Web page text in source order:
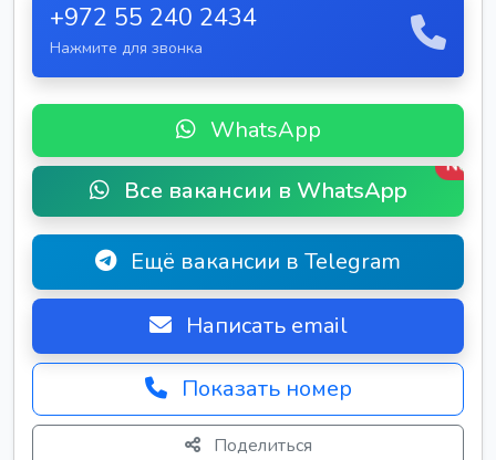
+972 55 240 2434
Нажмите для звонка
WhatsApp
Все вакансии в WhatsApp
New
Ещё вакансии в Telegram
Написать email
Показать номер
Поделиться